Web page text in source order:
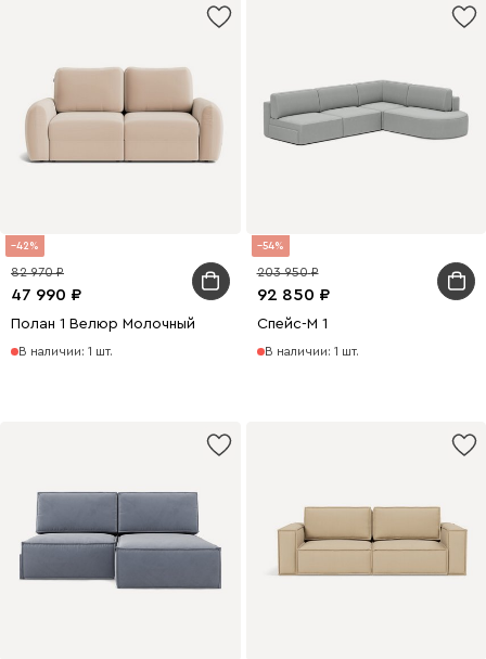
42
47 990
82 970
Полан 1 Велюр Молочный
В наличии: 1 шт.
54
92 850
203 950
Спейс-М 1
В наличии: 1 шт.